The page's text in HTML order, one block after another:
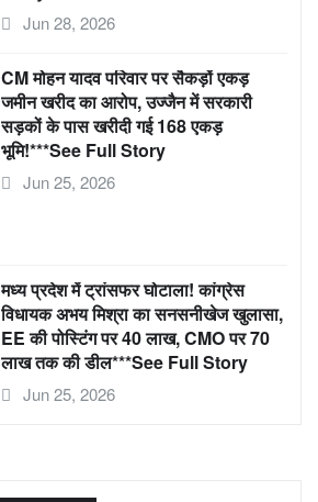
Jun 28, 2026
CM मोहन यादव परिवार पर सैकड़ों एकड़
जमीन खरीद का आरोप, उज्जैन में सरकारी
सड़कों के पास खरीदी गई 168 एकड़
भूमि!***See Full Story
Jun 25, 2026
मध्य प्रदेश में ट्रांसफर घोटाला! कांग्रेस
विधायक अभय मिश्रा का सनसनीखेज खुलासा,
EE की पोस्टिंग पर 40 लाख, CMO पर 70
लाख तक की डील***See Full Story
Jun 25, 2026